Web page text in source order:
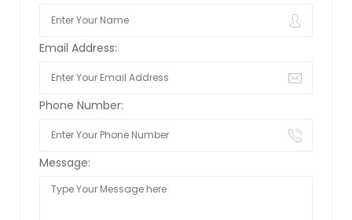
Email Address:
Phone Number:
Message: